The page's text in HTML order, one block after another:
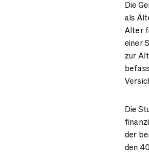
Die
als
Alter
einer
zur
Die
der
den